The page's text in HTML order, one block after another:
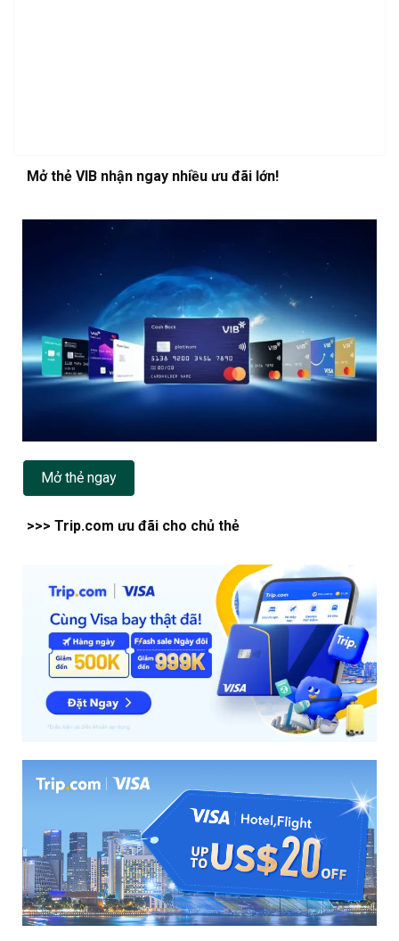
Mở thẻ VIB nhận ngay nhiều ưu đãi lớn!
Mở thẻ ngay
>>> Trip.com ưu đãi cho chủ thẻ